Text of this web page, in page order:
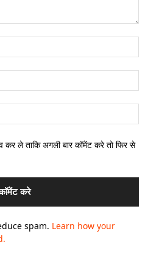
कर ले ताकि अगली बार कॉमेंट करे तो फिर से
spam. Learn how your